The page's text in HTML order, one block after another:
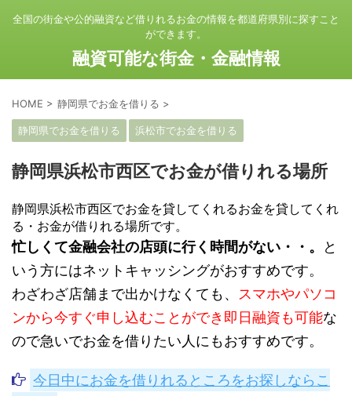
全国の街金や公的融資など借りれるお金の情報を都道府県別に探すこと
ができます。
融資可能な街金・金融情報
HOME > 静岡県でお金を借りる >
静岡県でお金を借りる 浜松市でお金を借りる
静岡県浜松市西区でお金が借りれる場所
静岡県浜松市西区でお金を貸してくれるお金を貸してくれ
る・お金が借りれる場所です。
忙しくて金融会社の店頭に行く時間がない・・。
と
いう方にはネットキャッシングがおすすめです。
わざわざ店舗まで出かけなくても、
スマホやパソコ
ンから今すぐ申し込むことができ即日融資も可能な
ので急いでお金を借りたい人にもおすすめです。
今日中にお金を借りれるところをお探しならこ